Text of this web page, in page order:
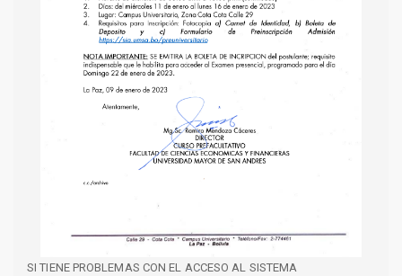
SI TIENE PROBLEMAS CON EL ACCESO AL SISTEMA